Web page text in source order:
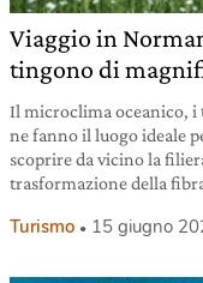
Viaggio in
tingono di
Il microclima oceanico, i
ne fanno il luogo ideale
scoprire da vicino la
trasformazione della
Turismo 15 giugno